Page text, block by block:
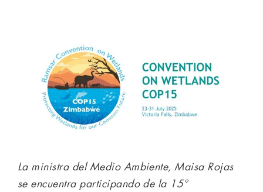
La ministra del Medio Ambiente, Maisa Rojas
se encuentra participando de la 15°